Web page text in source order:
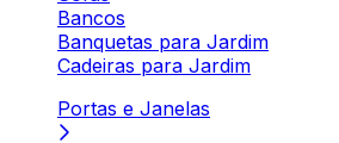
Bancos
Banquetas para Jardim
Cadeiras para Jardim
Portas e Janelas